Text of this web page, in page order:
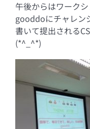
午後からはワーク
gooddoにチャレン
書いて提出される
(*^_^*)